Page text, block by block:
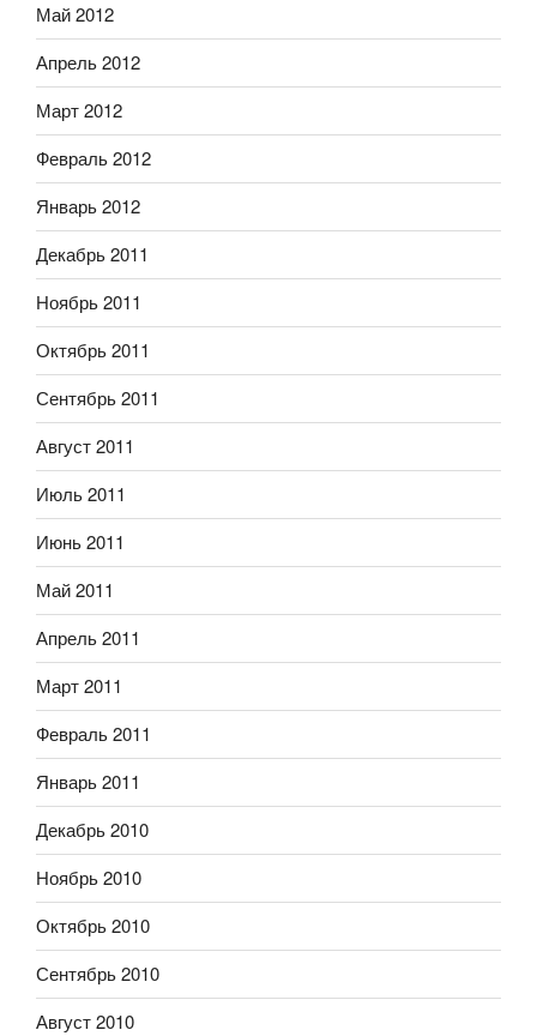
Май 2012
Апрель 2012
Март 2012
Февраль 2012
Январь 2012
Декабрь 2011
Ноябрь 2011
Октябрь 2011
Сентябрь 2011
Август 2011
Июль 2011
Июнь 2011
Май 2011
Апрель 2011
Март 2011
Февраль 2011
Январь 2011
Декабрь 2010
Ноябрь 2010
Октябрь 2010
Сентябрь 2010
Август 2010